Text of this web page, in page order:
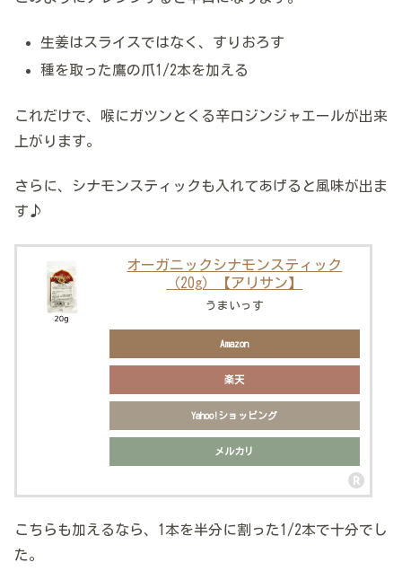
生姜はスライスではなく、すりおろす
種を取った鷹の爪1/2本を加える
これだけで、喉にガツンとくる辛口ジンジャエールが出来
上がります。
さらに、シナモンスティックも入れてあげると風味が出ま
す♪
オーガニックシナモンスティック
（20g）【アリサン】
うまいっす
Amazon
楽天
Yahoo!ショッピング
メルカリ
こちらも加えるなら、1本を半分に割った1/2本で十分でし
た。